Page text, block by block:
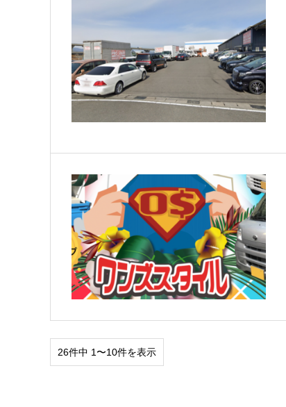
26件中 1〜10件を表示